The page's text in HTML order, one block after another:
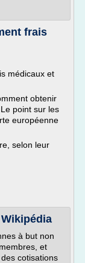
frais
médicaux et
obtenir
point sur les
européenne
selon leur
à but non
et
cotisations